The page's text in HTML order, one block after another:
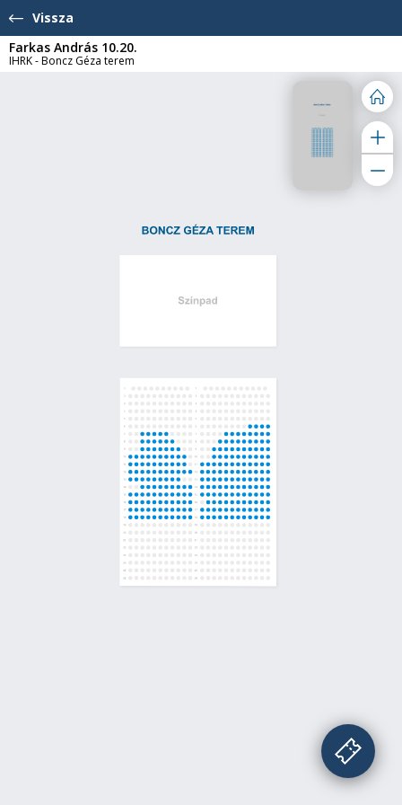
Vissza
Farkas András 10.20.
IHRK - Boncz Géza terem